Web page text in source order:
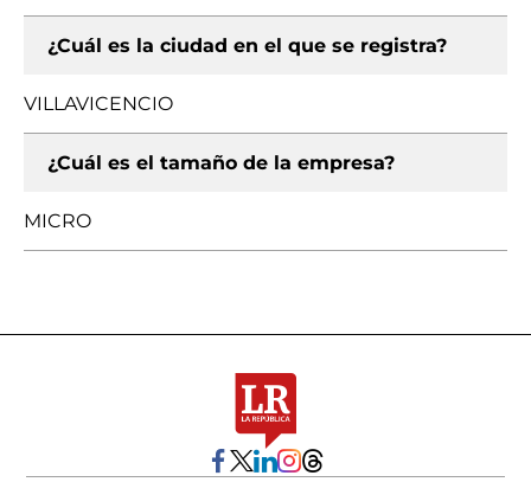
¿Cuál es la ciudad en el que se registra?
VILLAVICENCIO
¿Cuál es el tamaño de la empresa?
MICRO